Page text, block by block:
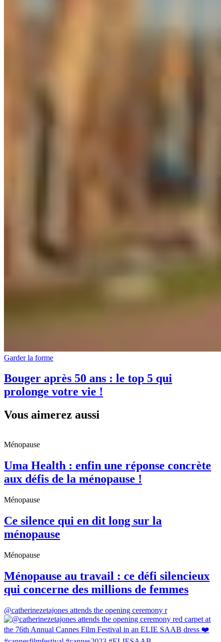
Garder la forme
Bouger après 50 ans : le top 5 qui
prolonge votre vie !
Vous aimerez aussi
Ménopause
Uma Health : enfin une réponse concrète
aux défis de la ménopause !
Ménopause
Ce silence qui en dit long sur la
ménopause
Ménopause
Ménopause au travail : ce défi silencieux
qui concerne des millions de femmes
@catherinezetajones attends the opening ceremony r